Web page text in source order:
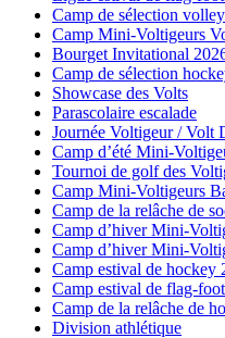
Camp de sélection
Camp Mini-Voltigeurs
Bourget Invitational
Camp de sélection
Showcase des Volts
Parascolaire escalade
Journée Voltigeur / Volt
Camp d’été Mini-
Tournoi de golf des
Camp Mini-Voltigeurs
Camp de la relâche de
Camp d’hiver Mini-
Camp d’hiver Mini-
Camp estival de hockey
Camp estival de flag-
Camp de la relâche de
Division athlétique